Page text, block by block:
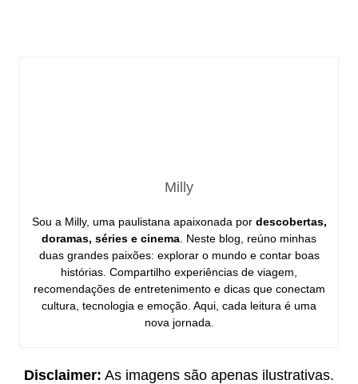
Milly
Sou a Milly, uma paulistana apaixonada por descobertas,
doramas, séries e cinema . Neste blog, reúno minhas
duas grandes paixões: explorar o mundo e contar boas
histórias. Compartilho experiências de viagem,
recomendações de entretenimento e dicas que conectam
cultura, tecnologia e emoção. Aqui, cada leitura é uma
nova jornada.
Disclaimer: As imagens são apenas ilustrativas.